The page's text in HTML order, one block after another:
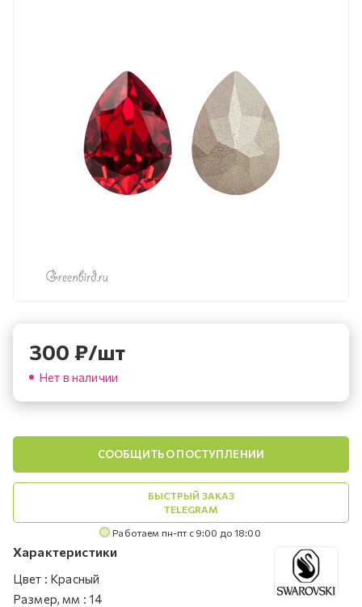
300 ₽/шт
Нет в наличии
СООБЩИТЬ О ПОСТУПЛЕНИИ
БЫСТРЫЙ ЗАКАЗ
TELEGRAM
Работаем пн-пт с 9:00 до 18:00
Характеристики
Цвет : Красный
Размер, мм : 14